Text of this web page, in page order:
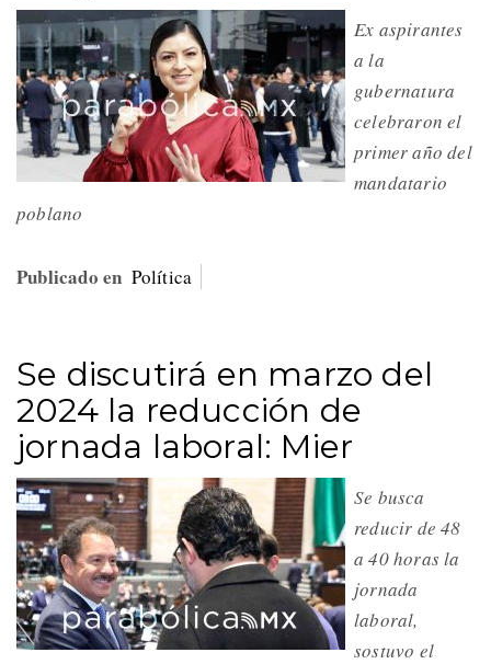
Ex aspirantes
a la
gubernatura
celebraron el
primer año del
mandatario
poblano
Publicado en Política
Se discutirá en marzo del
2024 la reducción de
jornada laboral: Mier
Se busca
reducir de 48
a 40 horas la
jornada
laboral,
sostuvo el